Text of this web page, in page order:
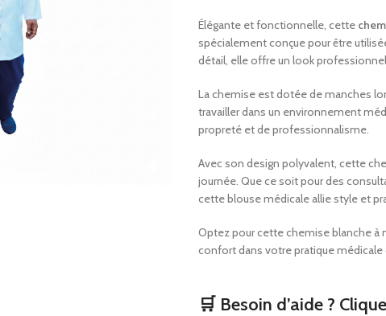
Bondages tricotés
Sangles d’épaule et de
Bas médicaux
Corsets de cou
Oreillers orthopédiques
Consommables de
secours
Aider à la marche
Fauteuils roulants
Consommables de
secours
Aider à la marche
Fauteuils roulants
Élégante et fonctionnelle, cette
spécialement conçue pour être
détail, elle offre un look
La chemise est dotée de manches
travailler dans un environnement
propreté et de professionnalisme.
Avec son design polyvalent, cette
journée. Que ce soit pour des
cette blouse médicale allie style et
Optez pour cette chemise blanche
confort dans votre pratique médicale
🛒 Besoin d’aide ?